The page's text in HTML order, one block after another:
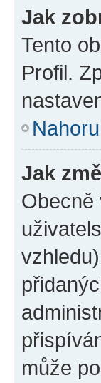
Jak
Tento
Profil.
Nahoru
Jak
Obecně
může